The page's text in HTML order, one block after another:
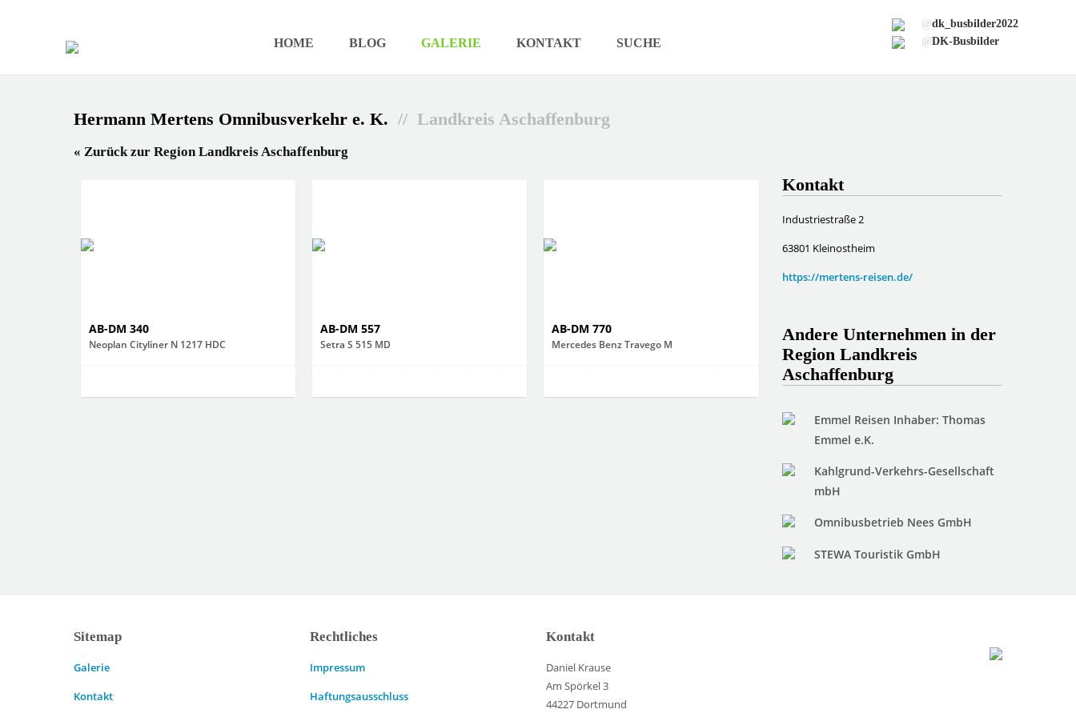
HOME BLOG GALERIE KONTAKT SUCHE
@dk_busbilder2022
@DK-Busbilder
Hermann Mertens Omnibusverkehr e. K. // Landkreis Aschaffenburg
« Zurück zur Region Landkreis Aschaffenburg
AB-DM 340
Neoplan Cityliner N 1217 HDC
AB-DM 557
Setra S 515 MD
AB-DM 770
Mercedes Benz Travego M
Kontakt
Industriestraße 2
63801 Kleinostheim
https://mertens-reisen.de/
Andere Unternehmen in der
Region Landkreis
Aschaffenburg
Emmel Reisen Inhaber: Thomas
Emmel e.K.
Kahlgrund-Verkehrs-Gesellschaft
mbH
Omnibusbetrieb Nees GmbH
STEWA Touristik GmbH
Sitemap
Galerie
Kontakt
Rechtliches
Impressum
Haftungsausschluss
Kontakt
Daniel Krause
Am Spörkel 3
44227 Dortmund